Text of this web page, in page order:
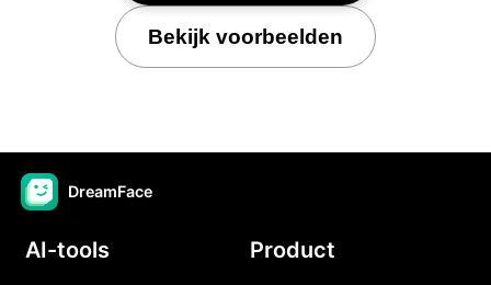
Bekijk voorbeelden
DreamFace
AI-tools Product